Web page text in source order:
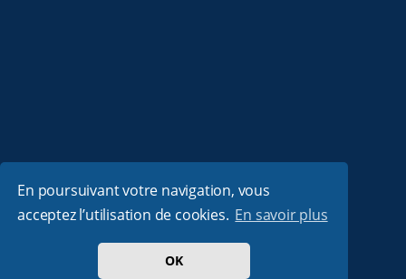
En poursuivant votre navigation, vous
acceptez l’utilisation de cookies. En savoir plus
OK